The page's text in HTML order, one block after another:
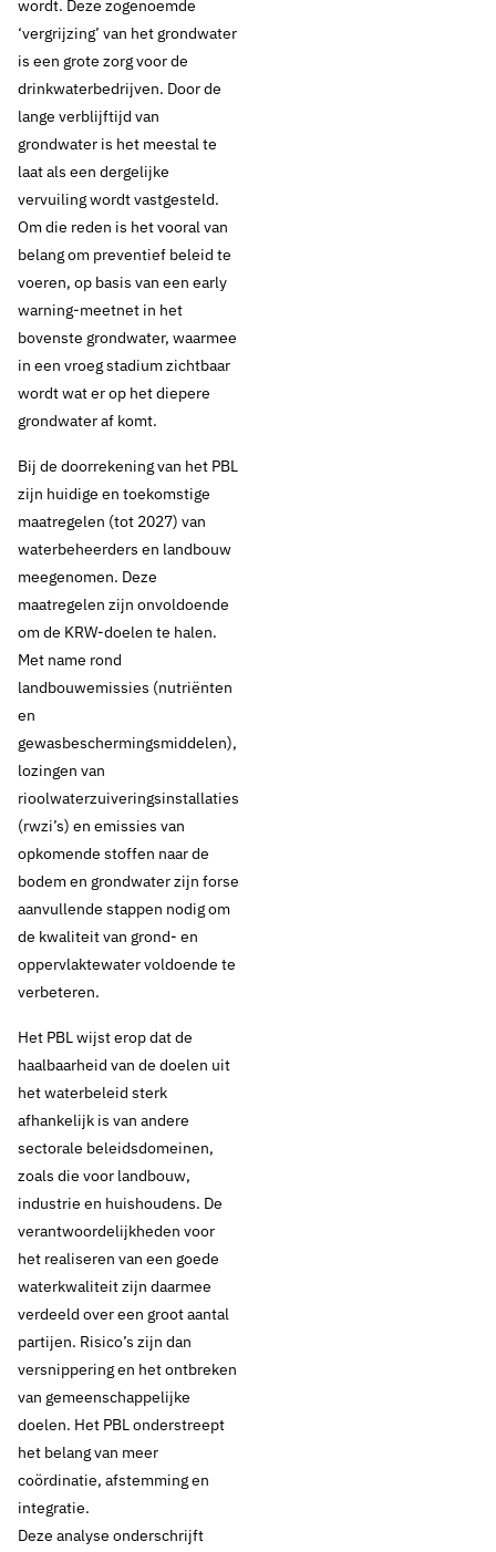
Analyse
Waterkwaliteit
vraagt om
aanvullende
maatregelen en meer
samenwerking
Thema's:
wordt. Deze zogenoemde
‘vergrijzing’ van het grondwater
is een grote zorg voor de
drinkwaterbedrijven. Door de
lange verblijftijd van
grondwater is het meestal te
laat als een dergelijke
vervuiling wordt vastgesteld.
Om die reden is het vooral van
belang om preventief beleid te
voeren, op basis van een early
warning-meetnet in het
bovenste grondwater, waarmee
in een vroeg stadium zichtbaar
wordt wat er op het diepere
grondwater af komt.
Bij de doorrekening van het PBL
zijn huidige en toekomstige
maatregelen (tot 2027) van
waterbeheerders en landbouw
meegenomen. Deze
maatregelen zijn onvoldoende
om de KRW-doelen te halen.
Met name rond
landbouwemissies (nutriënten
en
gewasbeschermingsmiddelen),
lozingen van
rioolwaterzuiveringsinstallaties
(rwzi’s) en emissies van
opkomende stoffen naar de
bodem en grondwater zijn forse
aanvullende stappen nodig om
de kwaliteit van grond- en
oppervlaktewater voldoende te
verbeteren.
Het PBL wijst erop dat de
haalbaarheid van de doelen uit
het waterbeleid sterk
afhankelijk is van andere
sectorale beleidsdomeinen,
zoals die voor landbouw,
industrie en huishoudens. De
verantwoordelijkheden voor
het realiseren van een goede
waterkwaliteit zijn daarmee
verdeeld over een groot aantal
partijen. Risico’s zijn dan
versnippering en het ontbreken
van gemeenschappelijke
doelen. Het PBL onderstreept
het belang van meer
coördinatie, afstemming en
integratie.
Deze analyse onderschrijft